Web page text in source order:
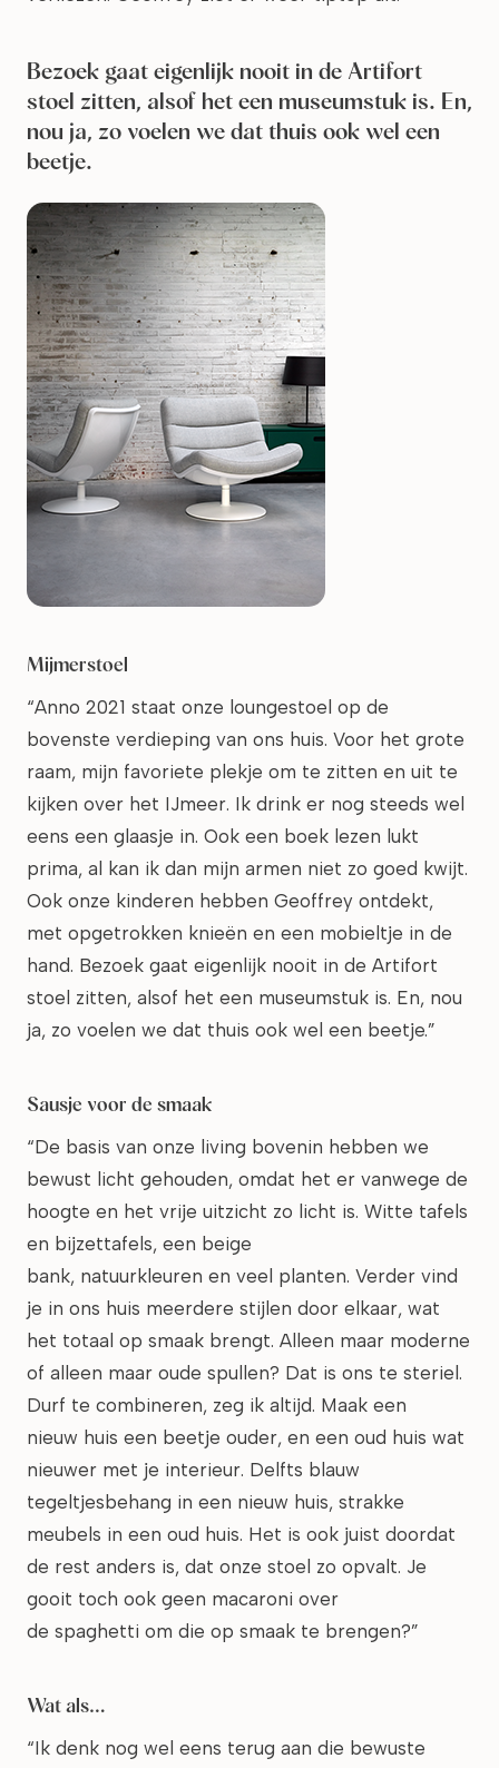
Bezoek gaat eigenlijk nooit in de Artifort
stoel zitten, alsof het een museumstuk is. En,
nou ja, zo voelen we dat thuis ook wel een
beetje.
Mijmerstoel
“Anno 2021 staat onze loungestoel op de
bovenste verdieping van ons huis. Voor het grote
raam, mijn favoriete plekje om te zitten en uit te
kijken over het IJmeer. Ik drink er nog steeds wel
eens een glaasje in. Ook een boek lezen lukt
prima, al kan ik dan mijn armen niet zo goed kwijt.
Ook onze kinderen hebben Geoffrey ontdekt,
met opgetrokken knieën en een mobieltje in de
hand. Bezoek gaat eigenlijk nooit in de Artifort
stoel zitten, alsof het een museumstuk is. En, nou
ja, zo voelen we dat thuis ook wel een beetje.”
Sausje voor de smaak
“De basis van onze living bovenin hebben we
bewust licht gehouden, omdat het er vanwege de
hoogte en het vrije uitzicht zo licht is. Witte tafels
en bijzettafels, een beige
bank, natuurkleuren en veel planten. Verder vind
je in ons huis meerdere stijlen door elkaar, wat
het totaal op smaak brengt. Alleen maar moderne
of alleen maar oude spullen? Dat is ons te steriel.
Durf te combineren, zeg ik altijd. Maak een
nieuw huis een beetje ouder, en een oud huis wat
nieuwer met je interieur. Delfts blauw
tegeltjesbehang in een nieuw huis, strakke
meubels in een oud huis. Het is ook juist doordat
de rest anders is, dat onze stoel zo opvalt. Je
gooit toch ook geen macaroni over
de spaghetti om die op smaak te brengen?”
Wat als…
“Ik denk nog wel eens terug aan die bewuste